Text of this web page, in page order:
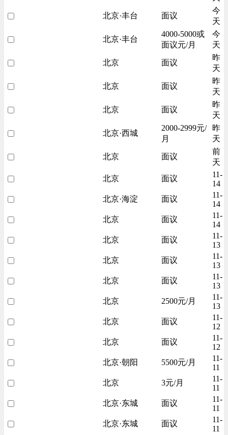
北京·丰台 面议
今
天
北京·丰台
4000-5000或
面议元/月
今
天
北京 面议
昨
天
北京 面议
昨
天
北京 面议
昨
天
北京·西城
2000-2999元/
月
昨
天
北京 面议
前
天
北京
面议
11-
14
北京·海淀
面议
11-
14
北京
面议
11-
14
北京
面议
11-
13
北京
面议
11-
13
北京
面议
11-
13
北京
2500元/月
11-
13
北京
面议
11-
12
北京
面议
11-
12
北京·朝阳
5500元/月
11-
11
北京
3元/月
11-
11
北京·东城
面议
11-
11
北京·东城
面议
11-
11